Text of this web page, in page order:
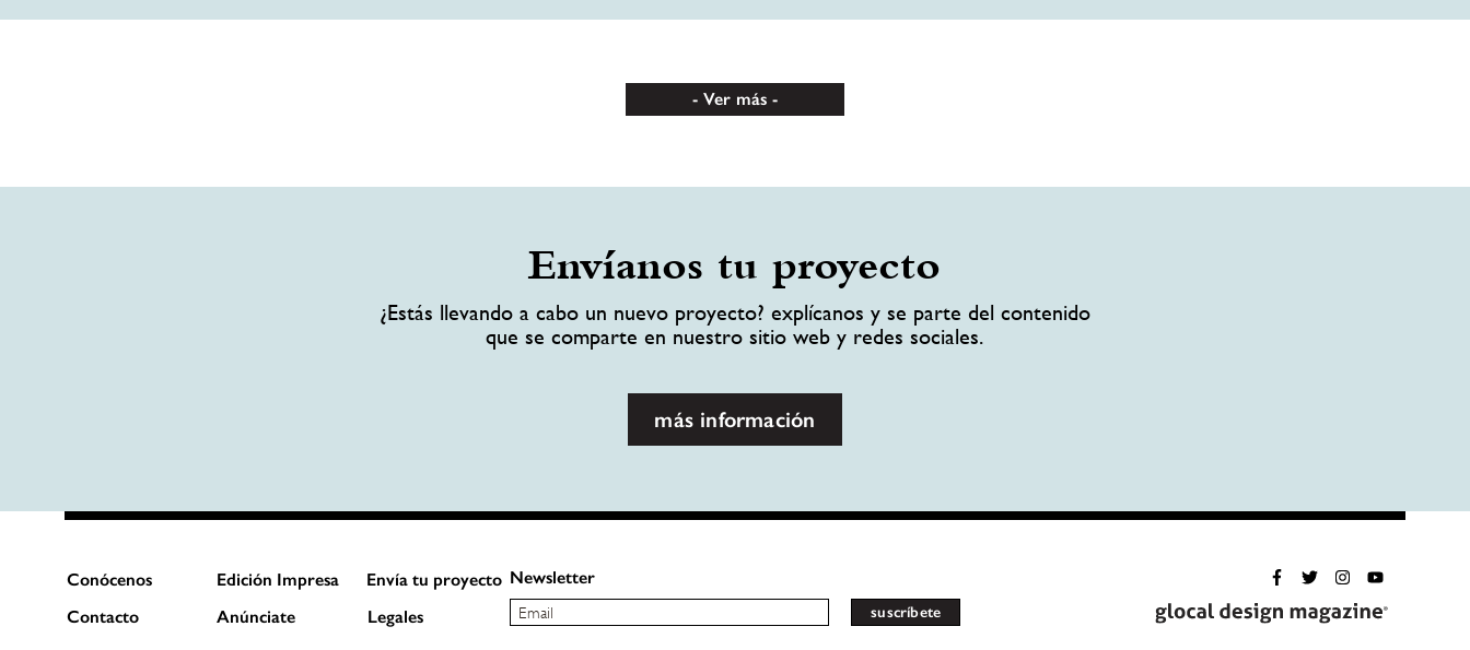
Ver más
Envíanos tu proyecto
¿Estás llevando a cabo un nuevo proyecto? explícanos y se parte del contenido
que se comparte en nuestro sitio web y redes sociales.
más información
Conócenos Edición Impresa
Envía tu proyecto
Contacto
Anúnciate Legales
Newsletter
suscríbete